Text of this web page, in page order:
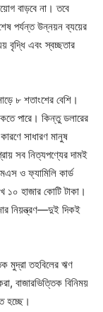
বাড়বে না। তবে
পর্যন্ত উন্নয়ন ব্যয়ের
বৃদ্ধি এবং স্বচ্ছতার
৮ শতাংশের বেশি।
পারে। কিন্তু ডলারের
সাধারণ মানুষ
সব নিত্যপণ্যের দামই
ও ফ্যামিলি কার্ড
১০ হাজার কোটি টাকা।
নিয়ন্ত্রণ—দুই দিকই
মুদ্রা তহবিলের ঋণ
বাজারভিত্তিক বিনিময়
হচ্ছে।